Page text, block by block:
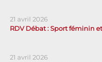
21 avril 2026
RDV Débat : Sport féminin
21 avril 2026